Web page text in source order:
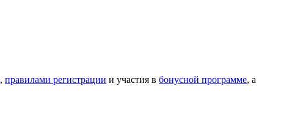
, правилами регистрации и участия в бонусной программе, а